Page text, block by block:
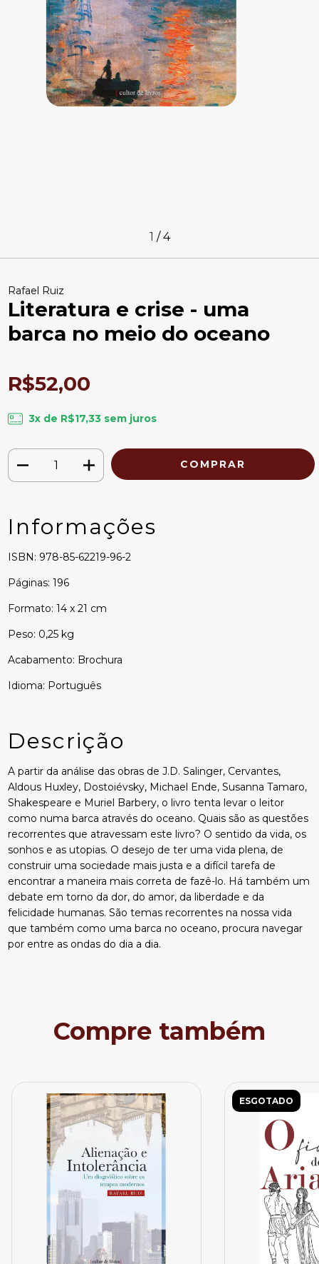
1 /4
Rafael Ruiz
Literatura e crise - uma
barca no meio do oceano
R$52,00
3x de R$17,33 sem juros
Informações
ISBN: 978-85-62219-96-2
Páginas: 196
Formato: 14 x 21 cm
Peso: 0,25 kg
Acabamento: Brochura
Idioma: Português
Descrição
A partir da análise das obras de J.D. Salinger, Cervantes,
Aldous Huxley, Dostoiévsky, Michael Ende, Susanna Tamaro,
Shakespeare e Muriel Barbery, o livro tenta levar o leitor
como numa barca através do oceano. Quais são as questões
recorrentes que atravessam este livro? O sentido da vida, os
sonhos e as utopias. O desejo de ter uma vida plena, de
construir uma sociedade mais justa e a difícil tarefa de
encontrar a maneira mais correta de fazê-lo. Há também um
debate em torno da dor, do amor, da liberdade e da
felicidade humanas. São temas recorrentes na nossa vida
que também como uma barca no oceano, procura navegar
por entre as ondas do dia a dia.
Compre também
ESGOTADO